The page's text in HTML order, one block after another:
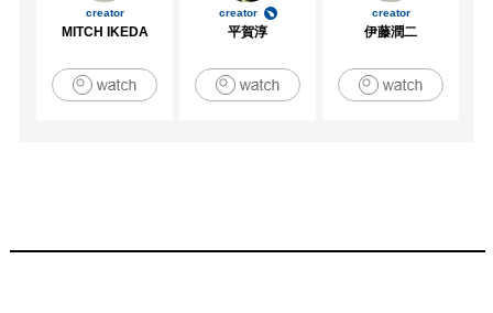
creator
MITCH IKEDA
creator
平賀淳
creator
伊藤潤二